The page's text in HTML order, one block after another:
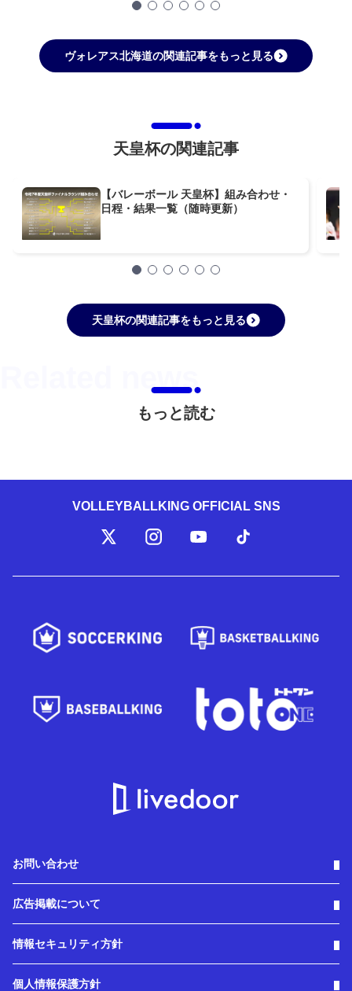
ヴォレアス北海道の関連記事をもっと見る
天皇杯の関連記事
【バレーボール 天皇杯】組み合わせ・
日程・結果一覧（随時更新）
天皇杯の関連記事をもっと見る
もっと読む
VOLLEYBALLKING OFFICIAL SNS
お問い合わせ
広告掲載について
情報セキュリティ方針
個人情報保護方針